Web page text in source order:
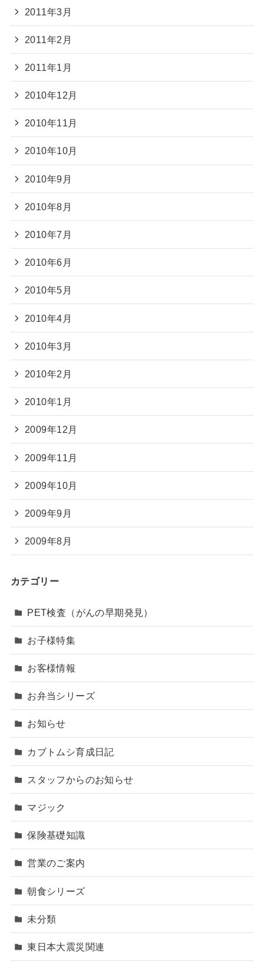
2011年3月
2011年2月
2011年1月
2010年12月
2010年11月
2010年10月
2010年9月
2010年8月
2010年7月
2010年6月
2010年5月
2010年4月
2010年3月
2010年2月
2010年1月
2009年12月
2009年11月
2009年10月
2009年9月
2009年8月
カテゴリー
PET検査（がんの早期発見）
お子様特集
お客様情報
お弁当シリーズ
お知らせ
カブトムシ育成日記
スタッフからのお知らせ
マジック
保険基礎知識
営業のご案内
朝食シリーズ
未分類
東日本大震災関連